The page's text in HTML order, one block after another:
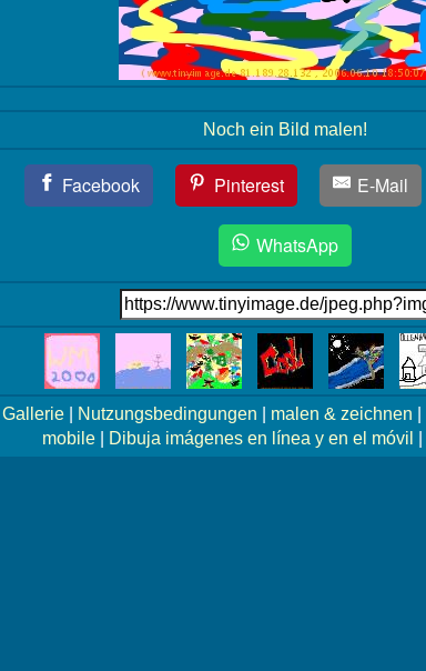
Noch ein Bild malen!
Facebook Pinterest E-Mail
WhatsApp
Gallerie Nutzungsbedingungen malen & zeichnen
mobile| Dibuja imágenes en línea y en el móvil